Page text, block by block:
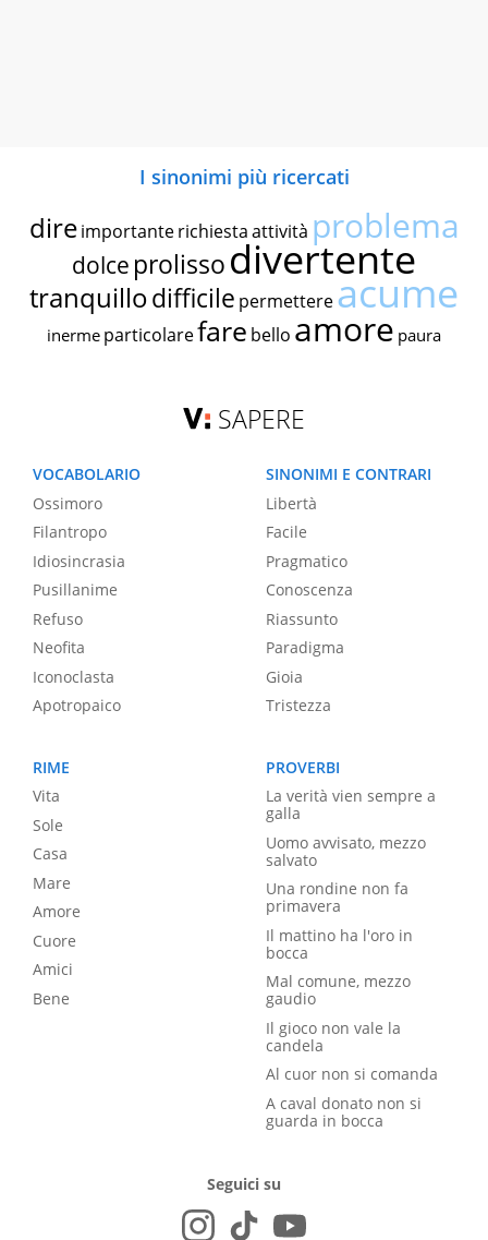
I sinonimi più ricercati
dire importante richiestaattività problema
dolce prolissodivertente
tranquillodifficile permettereacume
inerme particolarefare bello amore paura
SAPERE
VOCABOLARIO
Ossimoro
Filantropo
Idiosincrasia
Pusillanime
Refuso
Neofita
Iconoclasta
Apotropaico
SINONIMI E CONTRARI
Libertà
Facile
Pragmatico
Conoscenza
Riassunto
Paradigma
Gioia
Tristezza
RIME
Vita
Sole
Casa
Mare
Amore
Cuore
Amici
Bene
PROVERBI
La verità vien sempre a
galla
Uomo avvisato, mezzo
salvato
Una rondine non fa
primavera
Il mattino ha l'oro in
bocca
Mal comune, mezzo
gaudio
Il gioco non vale la
candela
Al cuor non si comanda
A caval donato non si
guarda in bocca
Seguici su